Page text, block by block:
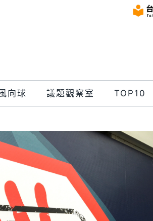
向球 議題觀察室 TOP10